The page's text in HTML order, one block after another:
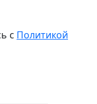
с Политикой